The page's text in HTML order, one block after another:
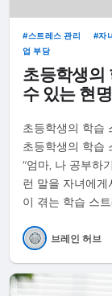
스트레스 관리 자
업 부담
초등학생의
수 있는 현
초등학생의 학습
초등학생의 학습
"엄마, 나 공부하
런 말을 자녀에
이 겪는 학습 스
브레인 허브